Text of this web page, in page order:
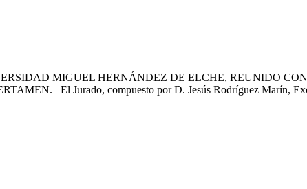
MIGUEL HERNÁNDEZ DE ELCHE, REUNIDO
El Jurado, compuesto por D. Jesús Rodríguez Marín,